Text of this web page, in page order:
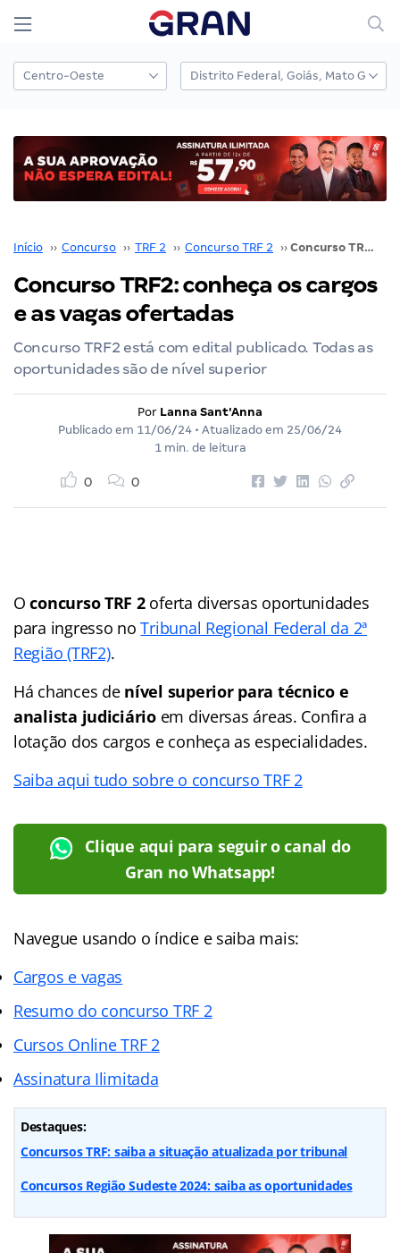
Início ›› Concurso ›› TRF 2 ›› Concurso TRF 2 ›› Concurso TRF2: conheça os cargos e as vagas ofertadas
Concurso TRF2: conheça os cargos
e as vagas ofertadas
Concurso TRF2 está com edital publicado. Todas as
oportunidades são de nível superior
Por Lanna Sant'Anna
Publicado em 11/06/24 • Atualizado em 25/06/24
1 min. de leitura
0 0
Oconcurso TRF 2oferta diversas oportunidades
para ingresso noTribunal Regional Federal da 2ª
Região (TRF2).
Há chances de nível superior para técnico e
analista judiciárioem diversas áreas. Confira a
lotação dos cargos e conheça as especialidades.
Saiba aqui tudo sobre o concurso TRF 2
Clique aqui para seguir o canal do
Gran no Whatsapp!
Navegue usando o índice e saiba mais:
Cargos e vagas
Resumo do concurso TRF 2
Cursos Online TRF 2
Assinatura Ilimitada
Destaques:
Concursos TRF: saiba a situação atualizada por tribunal
Concursos Região Sudeste 2024: saiba as oportunidades